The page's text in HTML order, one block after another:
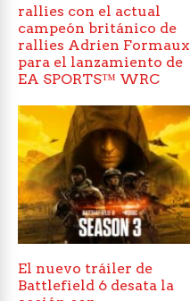
rallies con el actual
campeón británico de
rallies Adrien Formaux
para el lanzamiento de
EA SPORTS™ WRC
El nuevo tráiler de
Battlefield 6 desata la